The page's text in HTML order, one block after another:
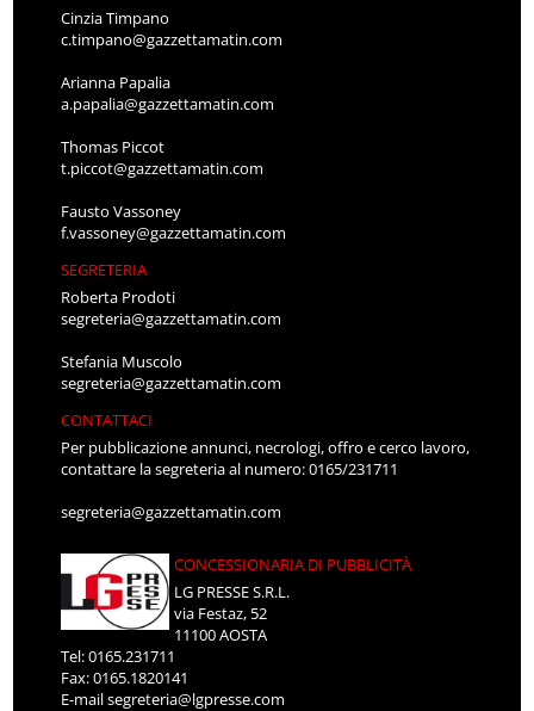
Cinzia Timpano
c.timpano@gazzettamatin.com
Arianna Papalia
a.papalia@gazzettamatin.com
Thomas Piccot
t.piccot@gazzettamatin.com
Fausto Vassoney
f.vassoney@gazzettamatin.com
SEGRETERIA
Roberta Prodoti
segreteria@gazzettamatin.com
Stefania Muscolo
segreteria@gazzettamatin.com
CONTATTACI
Per pubblicazione annunci, necrologi, offro e cerco lavoro,
contattare la segreteria al numero: 0165/231711
segreteria@gazzettamatin.com
CONCESSIONARIA DI PUBBLICITÀ
LG PRESSE S.R.L.
via Festaz, 52
11100 AOSTA
Tel: 0165.231711
Fax: 0165.1820141
E-mailsegreteria@lgpresse.com